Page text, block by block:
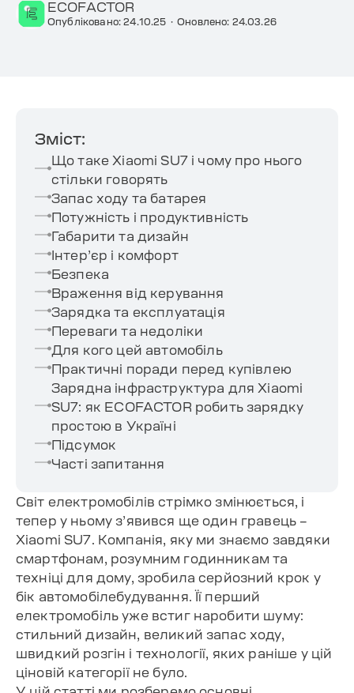
ECOFACTOR
Опубліковано: 24.10.25 · Оновлено: 24.03.26
Зміст:
Що таке Xiaomi SU7 і чому про нього
стільки говорять
Запас ходу та батарея
Потужність і продуктивність
Габарити та дизайн
Інтер’єр і комфорт
Безпека
Враження від керування
Зарядка та експлуатація
Переваги та недоліки
Для кого цей автомобіль
Практичні поради перед купівлею
Зарядна інфраструктура для Xiaomi
SU7: як ECOFACTOR робить зарядку
простою в Україні
Підсумок
Часті запитання
Світ електромобілів стрімко змінюється, і
тепер у ньому з’явився ще один гравець –
Xiaomi SU7. Компанія, яку ми знаємо завдяки
смартфонам, розумним годинникам та
техніці для дому, зробила серйозний крок у
бік автомобілебудування. Її перший
електромобіль уже встиг наробити шуму:
стильний дизайн, великий запас ходу,
швидкий розгін і технології, яких раніше у цій
ціновій категорії не було.